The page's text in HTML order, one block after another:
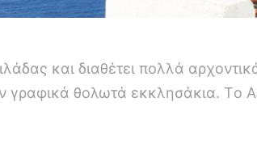
και διαθέτει πολλά
γραφικά θολωτά εκκλησάκια. Tο